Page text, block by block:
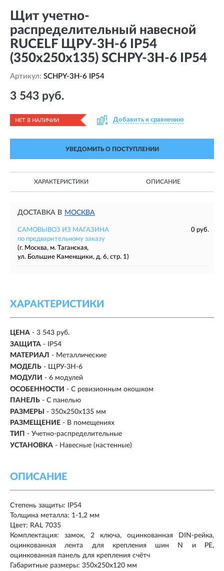
Щит учетно-
распределительный навесной
RUCELF ЩРУ-3Н-6 IP54
(350х250х135) SCHPY-3H-6 IP54
Артикул: SCHPY-3H-6 IP54
3 543 руб.
НЕТ В НАЛИЧИИ Добавить к сравнению
УВЕДОМИТЬ О ПОСТУПЛЕНИИ
ХАРАКТЕРИСТИКИ ОПИСАНИЕ
ДОСТАВКА В МОСКВА
САМОВЫВОЗ ИЗ МАГАЗИНА
0 руб.
по предварительному заказу
(г. Москва, м. Таганская,
ул. Большие Каменщики, д. 6, стр. 1)
ХАРАКТЕРИСТИКИ
ЦЕНА - 3 543 руб.
ЗАЩИТА - IP54
МАТЕРИАЛ - Металлические
МОДЕЛЬ - ЩРУ-3Н-6
МОДУЛИ - 6 модулей
ОСОБЕННОСТИ - С ревизионным окошком
ПАНЕЛЬ - С панелью
РАЗМЕРЫ
- 350х250х135 мм
РАЗМЕЩЕНИЕ - В помещениях
ТИП - Учетно-распределительные
УСТАНОВКА - Навесные (настенные)
ОПИСАНИЕ
Степень защиты: IP54
Толщина металла: 1-1,2 мм
Цвет: RAL 7035
Комплектация: замок, 2 ключа, оцинкованная DIN-рейка,
оцинкованная лента для крепления шин N и PE,
оцинкованная панель для крепления счётч
Габаритные размеры: 350х250х120 мм